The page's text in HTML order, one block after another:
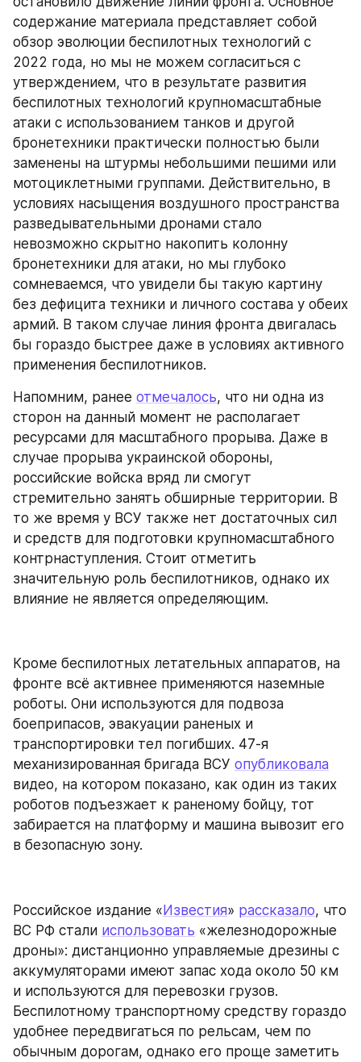
содержание материала представляет собой
обзор эволюции беспилотных технологий с
2022 года, но мы не можем согласиться с
утверждением, что в результате развития
беспилотных технологий крупномасштабные
атаки с использованием танков и другой
бронетехники практически полностью были
заменены на штурмы небольшими пешими или
мотоциклетными группами. Действительно, в
условиях насыщения воздушного пространства
разведывательными дронами стало
невозможно скрытно накопить колонну
бронетехники для атаки, но мы глубоко
сомневаемся, что увидели бы такую картину
без дефицита техники и личного состава у обеих
армий. В таком случае линия фронта двигалась
бы гораздо быстрее даже в условиях активного
применения беспилотников.
Напомним, ранее отмечалось, что ни одна из
сторон на данный момент не располагает
ресурсами для масштабного прорыва. Даже в
случае прорыва украинской обороны,
российские войска вряд ли смогут
стремительно занять обширные территории. В
то же время у ВСУ также нет достаточных сил
и средств для подготовки крупномасштабного
контрнаступления. Стоит отметить
значительную роль беспилотников, однако их
влияние не является определяющим.
Кроме беспилотных летательных аппаратов, на
фронте всё активнее применяются наземные
роботы. Они используются для подвоза
боеприпасов, эвакуации раненых и
транспортировки тел погибших. 47-я
механизированная бригада ВСУ опубликовала
видео, на котором показано, как один из таких
роботов подъезжает к раненому бойцу, тот
забирается на платформу и машина вывозит его
в безопасную зону.
Российское издание «Известия» рассказало, что
ВС РФ стали использовать «железнодорожные
дроны»: дистанционно управляемые дрезины с
аккумуляторами имеют запас хода около 50 км
и используются для перевозки грузов.
Беспилотному транспортному средству гораздо
удобнее передвигаться по рельсам, чем по
обычным дорогам, однако его проще заметить